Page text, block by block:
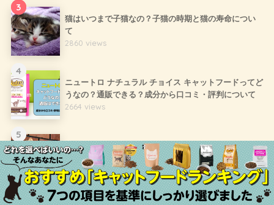
3
猫はいつまで子猫なの？子猫の時期と猫の寿命につい
て
2860 views
4
ニュートロ ナチュラル チョイス キャットフードってど
うなの？通販できる？成分から口コミ・評判について
2664 views
5
猫が「カカカ」って鳴くのは何？猫の変わった鳴き方
とその意味について
2566 views
6